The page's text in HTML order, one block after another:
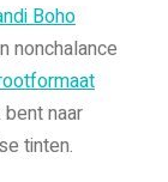
Boho
nonchalance
naar
tinten.